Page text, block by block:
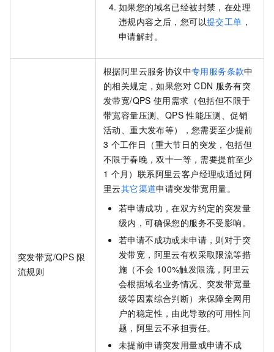
如果您的域名已经被封禁，在处理
违规内容之后，您可以提交工单 ，
申请解封。
突发带宽/QPS 限
流规则
根据阿里云服务协议中专用服务条款中
的相关规定 ，如果您对 CDN 服务有突
发带宽/QPS 使用需求（包括但不限于
带宽容量压测、QPS 性能压测、促销
活动、重大发布等），您需要至少提前
3 个工作日（重大节日的突发，包括但
不限于春晚，双十一等，需要提前至少
1 个月）联系阿里云客户经理或通过阿
里云其它渠道申请突发带宽用量。
若申请成功，在双方约定的突发量
级内，可确保您的服务不受影响。
若申请不成功或未申请，则对于突
发带宽，阿里云有权采取限流等措
施（不会 100%触发限流，阿里云
会根据域名业务情况、突发带宽量
级等因素综合判断）来保障全网用
户的稳定性，由此导致的可用性问
题，阿里云不承担责任。
未提前申请突发用量或申请不成